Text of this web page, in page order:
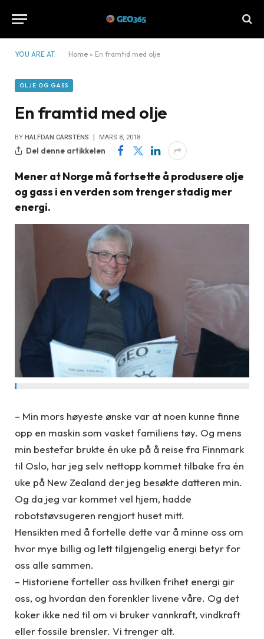
YOU ARE AT: Home » En framtid med olje
OLJE OG GASS
En framtid med olje
BY HALFDAN CARSTENS MARS 8, 2018
Del denne artikkelen
Mener at Norge må fortsette å produsere olje
og gass i en verden som trenger stadig mer
energi.
– Min mors høyeste ønske var at noen kunne finne
opp en maskin som vasket familiens tøy. Og mens
min bestefar brukte én uke på å reise fra Finnmark
til Oslo, har jeg selv nettopp kommet tilbake fra én
uke på New Zealand der jeg besøkte datteren min.
Og da jeg var kommet vel hjem, hadde
robotstøvsugeren rengjort huset mitt.
Hensikten med å fortelle dette var å minne oss om
hvor mye billig og lett tilgjengelig energi betyr for
oss alle sammen.
– Historiene forteller oss hvilken frihet energi gir
oss, og hvordan den forenkler livene våre. Og det
koker ikke ned til om vi bruker vannkraft, vindkraft
eller fossile brensler. Vi trenger alt.